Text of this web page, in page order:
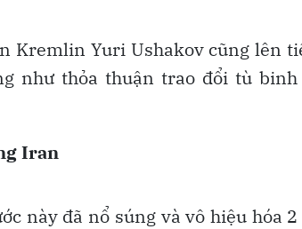
Kremlin Yuri Ushakov cũng lên
như thỏa thuận trao đổi tù
Iran
này đã nổ súng và vô hiệu hóa 2